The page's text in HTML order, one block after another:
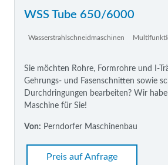
WSS Tube 650/6000
Wasserstrahlschneidmaschinen
Sie möchten Rohre, Formrohre und I-
Gehrungs- und Fasenschnitten sowie
Durchdringungen bearbeiten? Wir
Maschine für Sie!
Von: Perndorfer Maschinenbau
Preis auf Anfrage